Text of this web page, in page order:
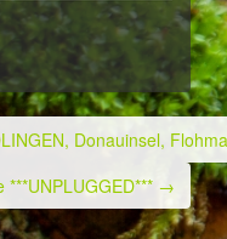
Donauinsel,
→